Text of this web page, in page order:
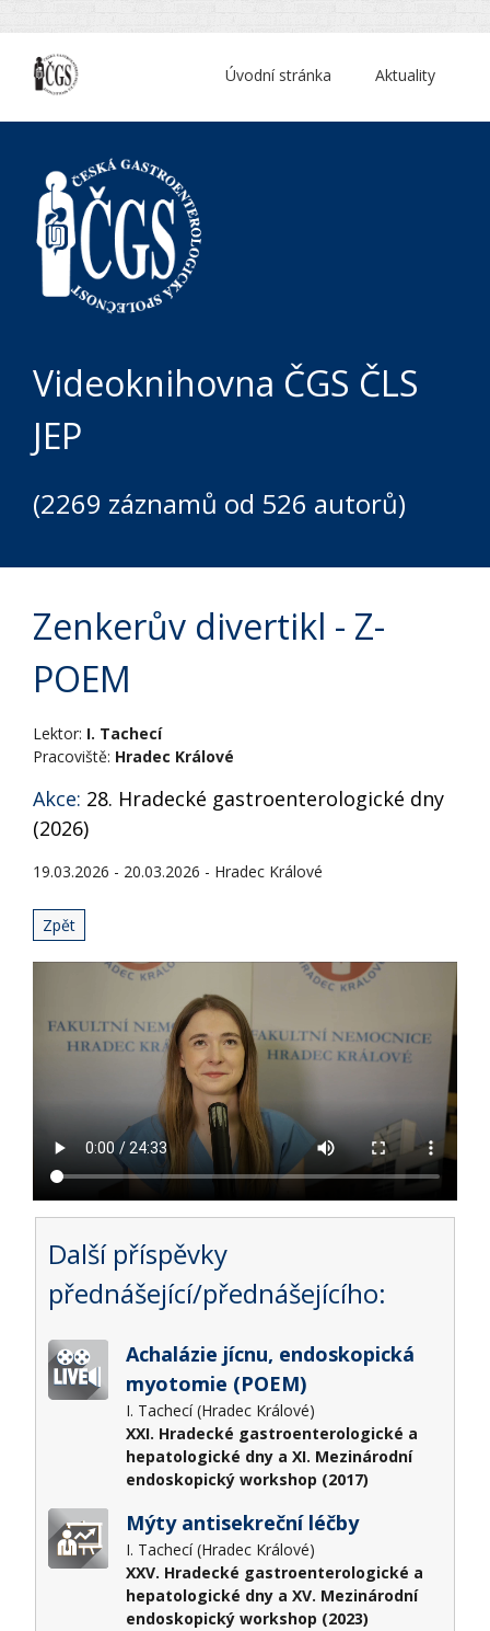
Aktuality
Úvodní stránka
Videoknihovna ČGS ČLS
JEP
(2269 záznamů od 526 autorů)
Zenkerův divertikl - Z-
POEM
Lektor: I. Tachecí
Pracoviště: Hradec Králové
Akce: 28. Hradecké gastroenterologické dny
(2026)
19.03.2026 - 20.03.2026 - Hradec Králové
Zpět
Další příspěvky
přednášející/přednášejícího:
Achalázie jícnu, endoskopická
myotomie (POEM)
I. Tachecí (Hradec Králové)
XXI. Hradecké gastroenterologické a
hepatologické dny a XI. Mezinárodní
endoskopický workshop (2017)
Mýty antisekreční léčby
I. Tachecí (Hradec Králové)
XXV. Hradecké gastroenterologické a
hepatologické dny a XV. Mezinárodní
endoskopický workshop (2023)